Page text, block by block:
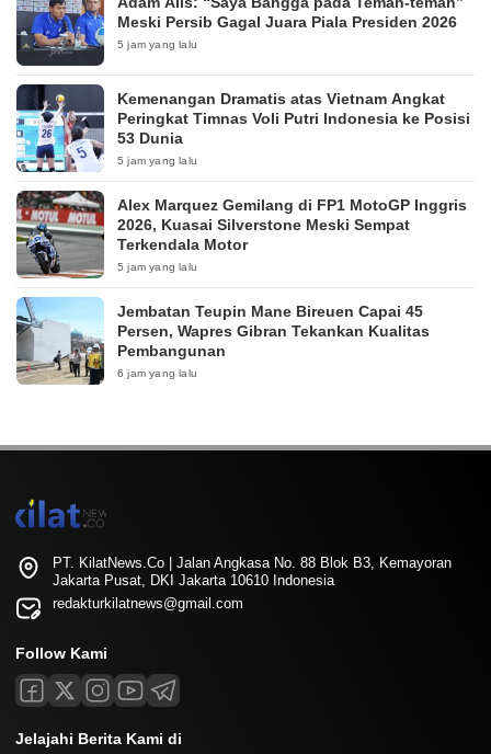
Meski Persib Gagal Juara Piala Presiden 2026
5 jam yang lalu
Kemenangan Dramatis atas Vietnam Angkat
Peringkat Timnas Voli Putri Indonesia ke Posisi
53 Dunia
5 jam yang lalu
Alex Marquez Gemilang di FP1 MotoGP Inggris
2026, Kuasai Silverstone Meski Sempat
Terkendala Motor
5 jam yang lalu
Jembatan Teupin Mane Bireuen Capai 45
Persen, Wapres Gibran Tekankan Kualitas
Pembangunan
6 jam yang lalu
PT. KilatNews.Co | Jalan Angkasa No. 88 Blok B3, Kemayoran
Jakarta Pusat, DKI Jakarta 10610 Indonesia
redakturkilatnews@gmail.com
Follow Kami
Jelajahi Berita Kami di